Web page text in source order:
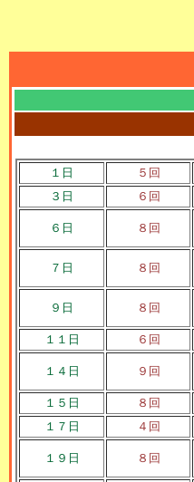
１日 ５回
３日
６回
６日 ８回
７日 ８回
９日 ８回
１１日
６回
１４日 ９回
１５日
８回
１７日
４回
１９日 ８回